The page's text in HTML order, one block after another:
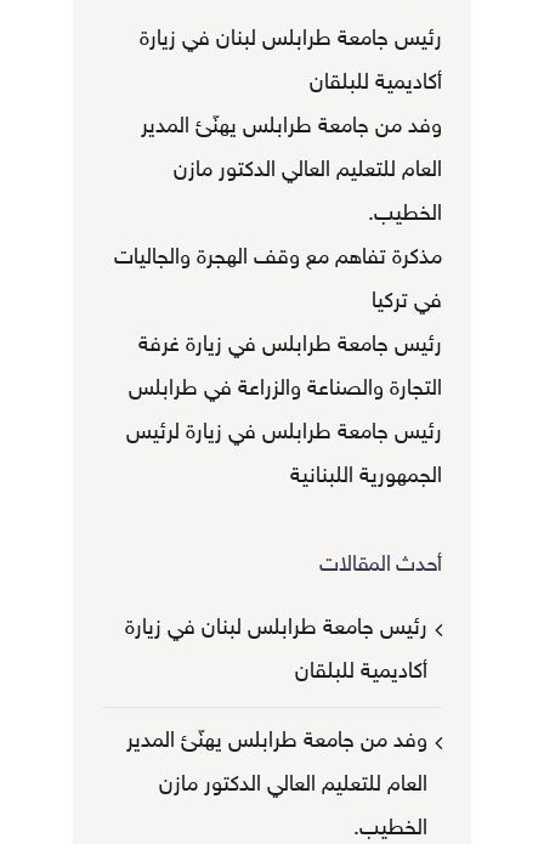
رئيس جامعة طرابلس لبنان في زيارة
أكاديمية للبلقان
وفد من جامعة طرابلس يهنّئ المدير
العام للتعليم العالي الدكتور مازن
الخطيب.
مذكرة تفاهم مع وقف الهجرة والجاليات
في تركيا
رئيس جامعة طرابلس في زيارة غرفة
التجارة والصناعة والزراعة في طرابلس
رئيس جامعة طرابلس في زيارة لرئيس
الجمهورية اللبنانية
أحدث المقالات
رئيس جامعة طرابلس لبنان في زيارة
أكاديمية للبلقان
وفد من جامعة طرابلس يهنّئ المدير
العام للتعليم العالي الدكتور مازن
الخطيب.